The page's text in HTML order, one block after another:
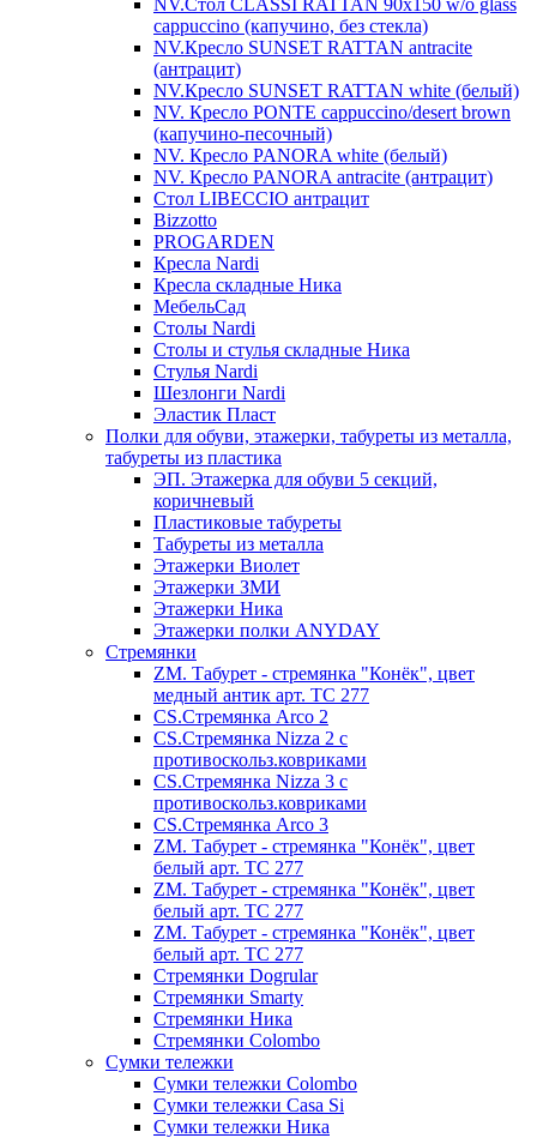
NV.Стол CLASSI RATTAN 90х150 w/o glass
cappuccino (капучино, без стекла)
NV.Кресло SUNSET RATTAN antracite
(антрацит)
NV.Кресло SUNSET RATTAN white (белый)
NV. Кресло PONTE cappuccino/desert brown
(капучино-песочный)
NV. Кресло PANORA white (белый)
NV. Кресло PANORA antracite (антрацит)
Стол LIBECCIO антрацит
Bizzotto
PROGARDEN
Кресла Nardi
Кресла складные Ника
МебельСад
Столы Nardi
Столы и стулья складные Ника
Стулья Nardi
Шезлонги Nardi
Эластик Пласт
Полки для обуви, этажерки, табуреты из металла,
табуреты из пластика
ЭП. Этажерка для обуви 5 секций,
коричневый
Пластиковые табуреты
Табуреты из металла
Этажерки Виолет
Этажерки ЗМИ
Этажерки Ника
Этажерки полки ANYDAY
Стремянки
ZM. Табурет - стремянка "Конёк", цвет
медный антик арт. ТС 277
CS.Стремянка Arco 2
CS.Стремянка Nizza 2 с
противоскольз.ковриками
CS.Стремянка Nizza 3 с
противоскольз.ковриками
CS.Стремянка Arco 3
ZM. Табурет - стремянка "Конёк", цвет
белый арт. ТС 277
ZM. Табурет - стремянка "Конёк", цвет
белый арт. ТС 277
ZM. Табурет - стремянка "Конёк", цвет
белый арт. ТС 277
Стремянки Dogrular
Стремянки Smarty
Стремянки Ника
Стремянки Сolombo
Сумки тележки
Сумки тележки Colombo
Сумки тележки Сasa Si
Сумки тележки Ника